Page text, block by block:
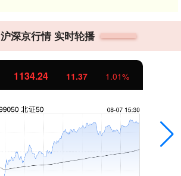
沪深京行情 实时轮播
1134.24 11.37 1.01%